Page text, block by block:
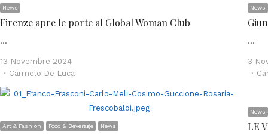
News
Firenze apre le porte al Global Woman Club
…
13 Novembre 2024
Author
Carmelo De Luca
News
…
3
Art & Fashion Food & Beverage News
News
LE